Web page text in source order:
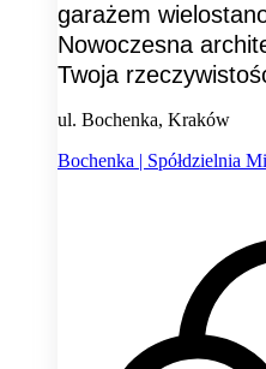
garażem
Nowoczesna
Twoja
ul. Bochenka, Kraków
Bochenka | Spółdzielnia